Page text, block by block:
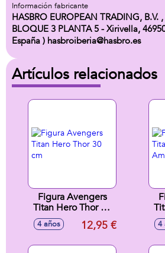
Información fabricante
HASBRO EUROPEAN TRADING, B.V.
BLOQUE 3 PLANTA 5 - Xirivella,
España ) hasbroiberia@hasbro.es
Artículos relacionados
Figura Avengers
Titan Hero Thor 30
4 años 12,95 € 4